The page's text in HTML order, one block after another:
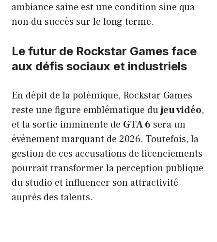
ambiance saine est une condition sine qua
non du succès sur le long terme.
Le futur de Rockstar Games face
aux défis sociaux et industriels
En dépit de la polémique, Rockstar Games
reste une figure emblématique dujeu vidéo,
et la sortie imminente de GTA 6 sera un
événement marquant de 2026. Toutefois, la
gestion de ces accusations de licenciements
pourrait transformer la perception publique
du studio et influencer son attractivité
auprès des talents.